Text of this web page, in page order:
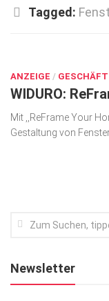
Top
Geschäft
gesund & schön
Gesellschaft
Podcast
SACHSEN IN PARIS
Tagged:
ANZEIGE / GESCHÄFT
WIDURO:
Mit ,,ReFrame Your
Gestaltung von
Newsletter